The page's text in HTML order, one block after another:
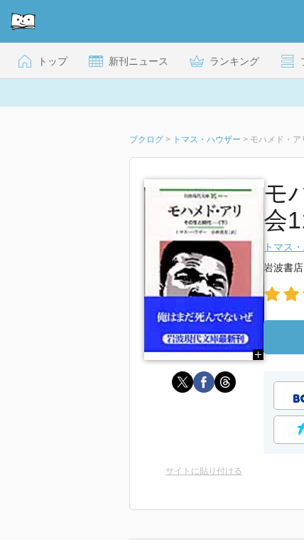
トップ 新刊ニュース ランキング
ブクログ > トマス・ハウザー > モハメド・ア
モ
会
トマス
岩波書店
サイトに貼り付ける